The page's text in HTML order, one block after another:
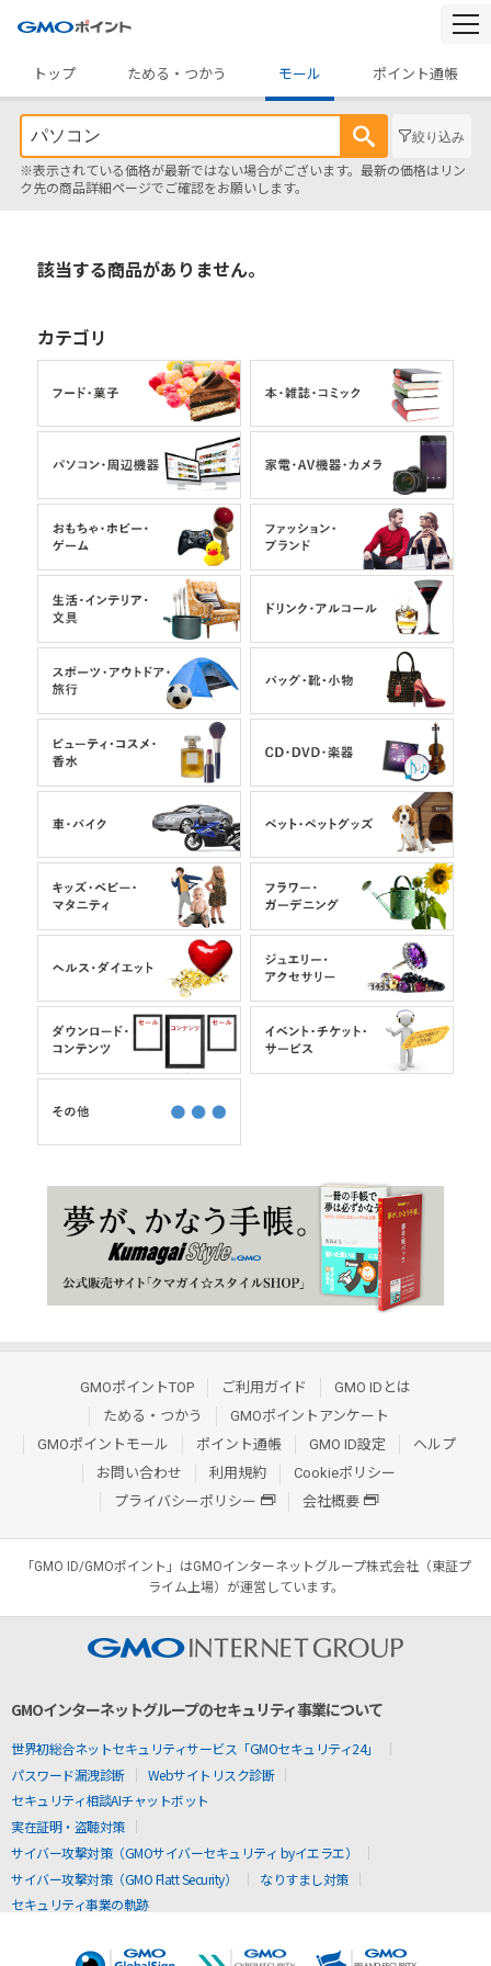
トップ
ためる・つかう モール ポイント通帳
絞り込み
※表示されている価格が最新ではない場合がございます。最新の価格はリン
ク先の商品詳細ページでご確認をお願いします。
該当する商品がありません。
カテゴリ
GMOポイントTOP ご利用ガイド
GMO IDとは
ためる・つかう
GMOポイントアンケート
GMOポイントモール
ポイント通帳 GMO ID設定
ヘルプ
お問い合わせ
利用規約
Cookieポリシー
プライバシーポリシー
会社概要
「GMO ID/GMOポイント」はGMOインターネットグループ株式会社（東証プ
ライム上場）が運営しています。
GMOインターネットグループのセキュリティ事業について
世界初総合ネットセキュリティサービス「GMOセキュリティ24」
パスワード漏洩診断
Webサイトリスク診断
セキュリティ相談AIチャットボット
実在証明・盗聴対策
サイバー攻撃対策（GMOサイバーセキュリティ byイエラエ）
サイバー攻撃対策（GMO Flatt Security）
なりすまし対策
セキュリティ事業の軌跡